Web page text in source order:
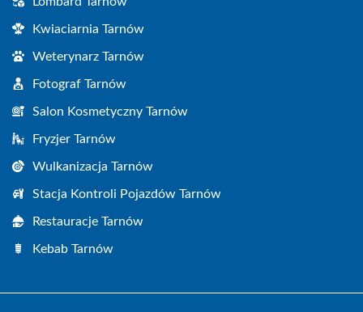
Kwiaciarnia Tarnów
Weterynarz Tarnów
Fotograf Tarnów
Salon Kosmetyczny Tarnów
Fryzjer Tarnów
Wulkanizacja Tarnów
Stacja Kontroli Pojazdów Tarnów
Restauracje Tarnów
Kebab Tarnów